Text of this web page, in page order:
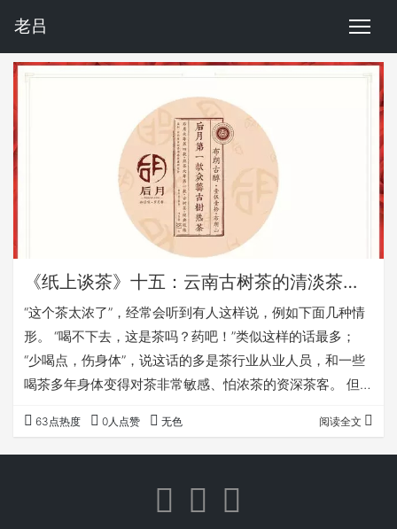
老吕
《纸上谈茶》十五：云南古树茶的清淡茶生活
“这个茶太浓了”，经常会听到有人这样说，例如下面几种情
形。 “喝不下去，这是茶吗？药吧！”类似这样的话最多；
“少喝点，伤身体”，说这话的多是茶行业从业人员，和一些
喝茶多年身体变得对茶非常敏感、怕浓茶的资深茶客。 但是
觉”。这样类似的话也不少，多是茶腻子和一些常年喝茶的
老茶客； 老王是云南人，快四十了，做茶不久。他说他上
63点热度 0人点赞 无色 阅读全文